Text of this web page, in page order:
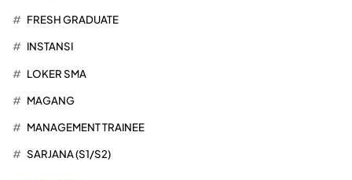
FRESH GRADUATE
INSTANSI
LOKER SMA
MAGANG
MANAGEMENT TRAINEE
SARJANA (S1/S2)